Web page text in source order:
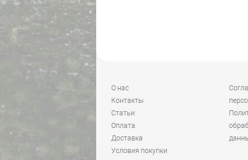
О нас
Контакты
Статьи
Оплата
Доставка
Условия покупки